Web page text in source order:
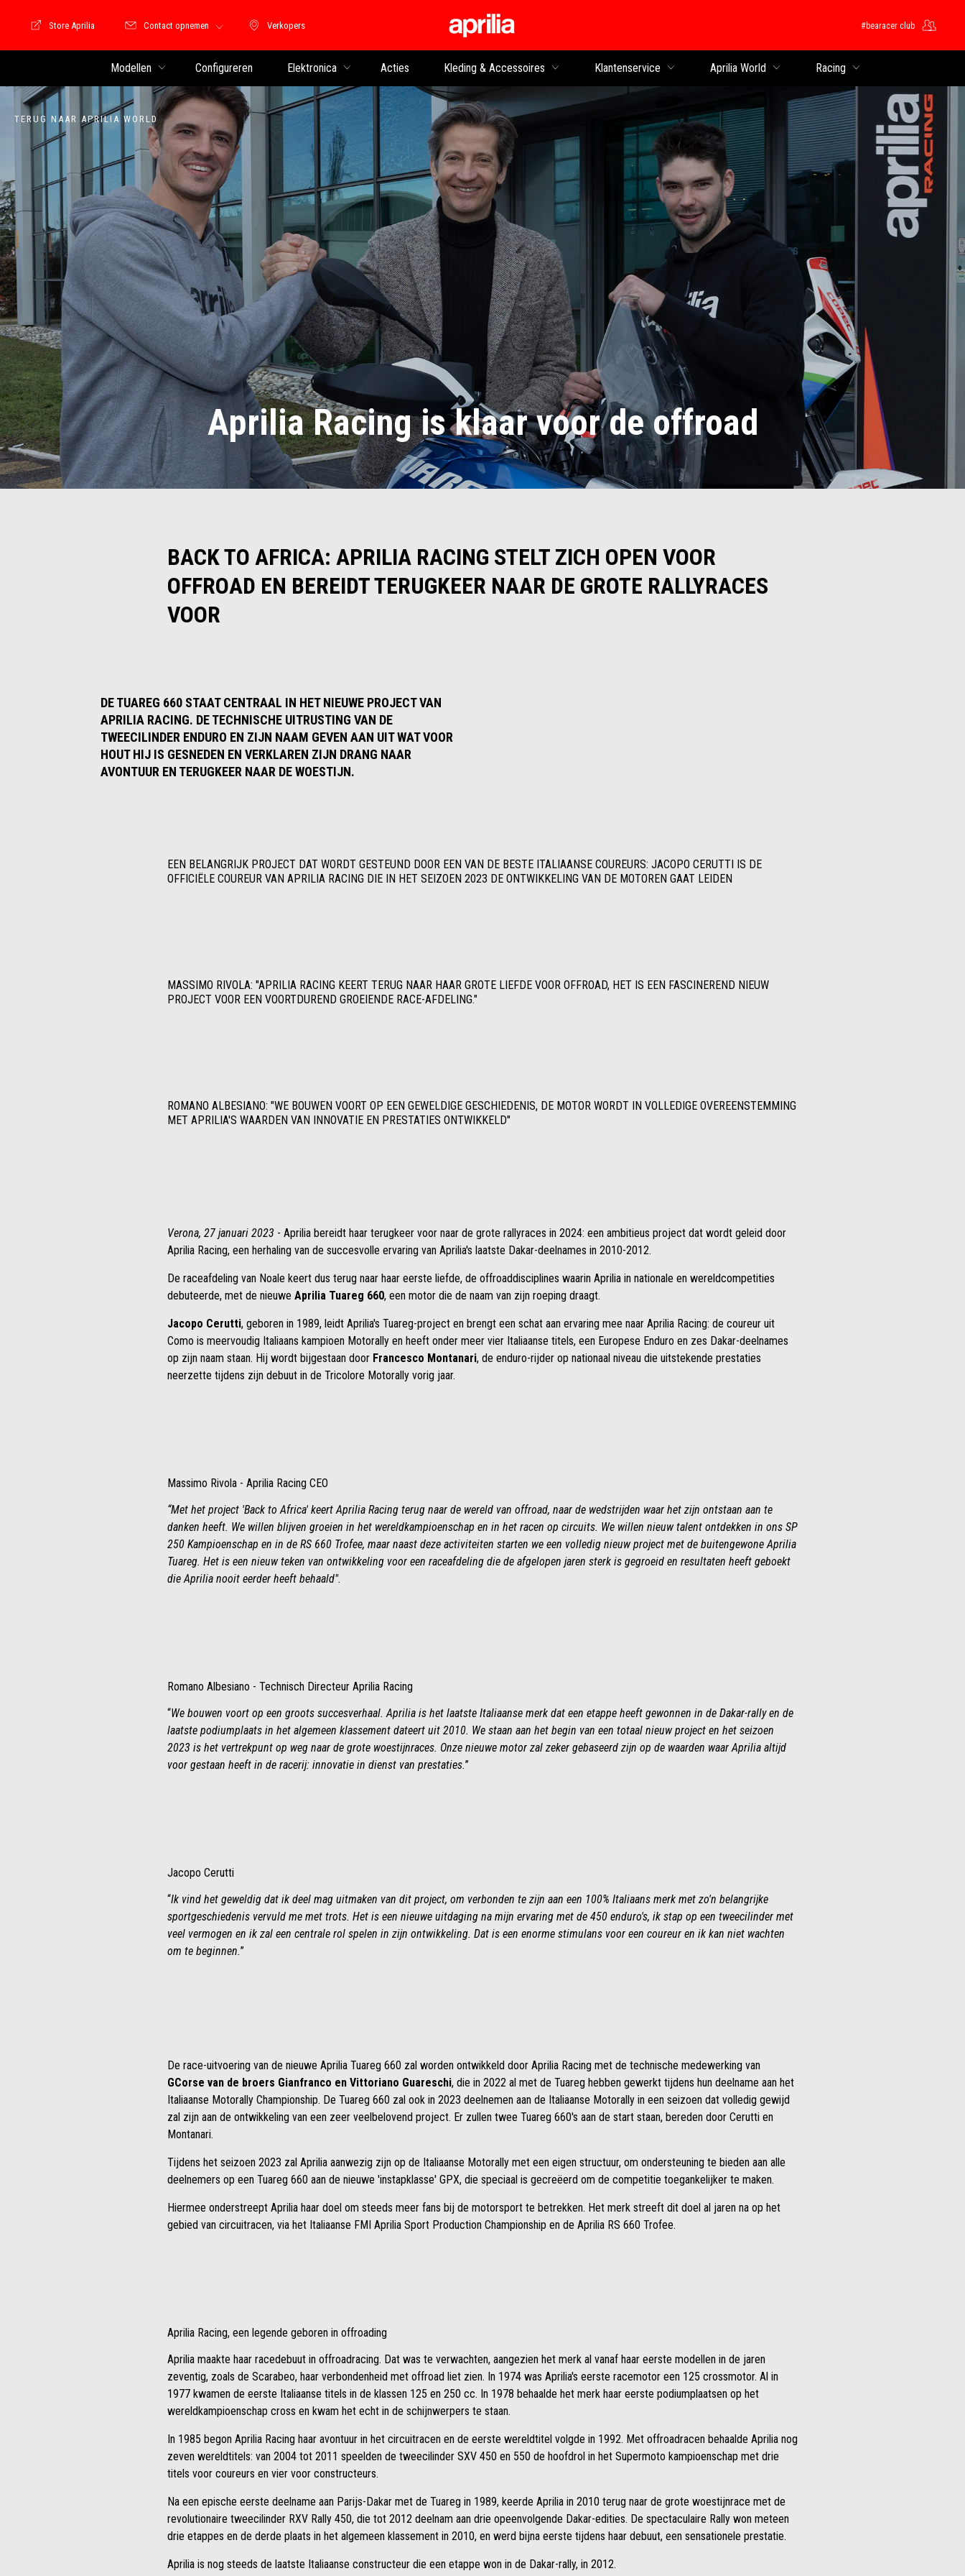
Verkopers
Verkopers
Store Motoguzzi
Store Aprilia Contact opnemen #bearacer club
Modellen Configureren Elektronica Acties Kleding & Accessoires Klantenservice Aprilia World Racing
TERUG NAAR APRILIA WORLD
Aprilia Racing is klaar voor de offroad
BACK TO AFRICA: APRILIA RACING STELT ZICH OPEN VOOR
OFFROAD EN BEREIDT TERUGKEER NAAR DE GROTE RALLYRACES
VOOR
DE TUAREG 660 STAAT CENTRAAL IN HET NIEUWE PROJECT VAN
APRILIA RACING. DE TECHNISCHE UITRUSTING VAN DE
TWEECILINDER ENDURO EN ZIJN NAAM GEVEN AAN UIT WAT VOOR
HOUT HIJ IS GESNEDEN EN VERKLAREN ZIJN DRANG NAAR
AVONTUUR EN TERUGKEER NAAR DE WOESTIJN.
EEN BELANGRIJK PROJECT DAT WORDT GESTEUND DOOR EEN VAN DE BESTE ITALIAANSE COUREURS: JACOPO CERUTTI IS DE
OFFICIËLE COUREUR VAN APRILIA RACING DIE IN HET SEIZOEN 2023 DE ONTWIKKELING VAN DE MOTOREN GAAT LEIDEN
MASSIMO RIVOLA: "APRILIA RACING KEERT TERUG NAAR HAAR GROTE LIEFDE VOOR OFFROAD, HET IS EEN FASCINEREND NIEUW
PROJECT VOOR EEN VOORTDUREND GROEIENDE RACE-AFDELING."
ROMANO ALBESIANO: "WE BOUWEN VOORT OP EEN GEWELDIGE GESCHIEDENIS, DE MOTOR WORDT IN VOLLEDIGE OVEREENSTEMMING
MET APRILIA'S WAARDEN VAN INNOVATIE EN PRESTATIES ONTWIKKELD"
Verona, 27 januari 2023 - Aprilia bereidt haar terugkeer voor naar de grote rallyraces in 2024: een ambitieus project dat wordt geleid door
Aprilia Racing, een herhaling van de succesvolle ervaring van Aprilia's laatste Dakar-deelnames in 2010-2012.
De raceafdeling van Noale keert dus terug naar haar eerste liefde, de offroaddisciplines waarin Aprilia in nationale en wereldcompetities
debuteerde, met de nieuwe Aprilia Tuareg 660, een motor die de naam van zijn roeping draagt.
Jacopo Cerutti, geboren in 1989, leidt Aprilia's Tuareg-project en brengt een schat aan ervaring mee naar Aprilia Racing: de coureur uit
Como is meervoudig Italiaans kampioen Motorally en heeft onder meer vier Italiaanse titels, een Europese Enduro en zes Dakar-deelnames
op zijn naam staan. Hij wordt bijgestaan door Francesco Montanari, de enduro-rijder op nationaal niveau die uitstekende prestaties
neerzette tijdens zijn debuut in de Tricolore Motorally vorig jaar.
Massimo Rivola - Aprilia Racing CEO
“Met het project 'Back to Africa' keert Aprilia Racing terug naar de wereld van offroad, naar de wedstrijden waar het zijn ontstaan aan te
danken heeft. We willen blijven groeien in het wereldkampioenschap en in het racen op circuits. We willen nieuw talent ontdekken in ons SP
250 Kampioenschap en in de RS 660 Trofee, maar naast deze activiteiten starten we een volledig nieuw project met de buitengewone Aprilia
Tuareg. Het is een nieuw teken van ontwikkeling voor een raceafdeling die de afgelopen jaren sterk is gegroeid en resultaten heeft geboekt
die Aprilia nooit eerder heeft behaald".
Romano Albesiano - Technisch Directeur Aprilia Racing
“We bouwen voort op een groots succesverhaal. Aprilia is het laatste Italiaanse merk dat een etappe heeft gewonnen in de Dakar-rally en de
laatste podiumplaats in het algemeen klassement dateert uit 2010. We staan aan het begin van een totaal nieuw project en het seizoen
2023 is het vertrekpunt op weg naar de grote woestijnraces. Onze nieuwe motor zal zeker gebaseerd zijn op de waarden waar Aprilia altijd
voor gestaan heeft in de racerij: innovatie in dienst van prestaties.”
Jacopo Cerutti
“Ik vind het geweldig dat ik deel mag uitmaken van dit project, om verbonden te zijn aan een 100% Italiaans merk met zo'n belangrijke
sportgeschiedenis vervuld me met trots. Het is een nieuwe uitdaging na mijn ervaring met de 450 enduro's, ik stap op een tweecilinder met
veel vermogen en ik zal een centrale rol spelen in zijn ontwikkeling. Dat is een enorme stimulans voor een coureur en ik kan niet wachten
om te beginnen.”
De race-uitvoering van de nieuwe Aprilia Tuareg 660 zal worden ontwikkeld door Aprilia Racing met de technische medewerking van
GCorse van de broers Gianfranco en Vittoriano Guareschi, die in 2022 al met de Tuareg hebben gewerkt tijdens hun deelname aan het
Italiaanse Motorally Championship. De Tuareg 660 zal ook in 2023 deelnemen aan de Italiaanse Motorally in een seizoen dat volledig gewijd
zal zijn aan de ontwikkeling van een zeer veelbelovend project. Er zullen twee Tuareg 660's aan de start staan, bereden door Cerutti en
Montanari.
Tijdens het seizoen 2023 zal Aprilia aanwezig zijn op de Italiaanse Motorally met een eigen structuur, om ondersteuning te bieden aan alle
deelnemers op een Tuareg 660 aan de nieuwe 'instapklasse' GPX, die speciaal is gecreëerd om de competitie toegankelijker te maken.
Hiermee onderstreept Aprilia haar doel om steeds meer fans bij de motorsport te betrekken. Het merk streeft dit doel al jaren na op het
gebied van circuitracen, via het Italiaanse FMI Aprilia Sport Production Championship en de Aprilia RS 660 Trofee.
Aprilia Racing, een legende geboren in offroading
Aprilia maakte haar racedebuut in offroadracing. Dat was te verwachten, aangezien het merk al vanaf haar eerste modellen in de jaren
zeventig, zoals de Scarabeo, haar verbondenheid met offroad liet zien. In 1974 was Aprilia's eerste racemotor een 125 crossmotor. Al in
1977 kwamen de eerste Italiaanse titels in de klassen 125 en 250 cc. In 1978 behaalde het merk haar eerste podiumplaatsen op het
wereldkampioenschap cross en kwam het echt in de schijnwerpers te staan.
In 1985 begon Aprilia Racing haar avontuur in het circuitracen en de eerste wereldtitel volgde in 1992. Met offroadracen behaalde Aprilia nog
zeven wereldtitels: van 2004 tot 2011 speelden de tweecilinder SXV 450 en 550 de hoofdrol in het Supermoto kampioenschap met drie
titels voor coureurs en vier voor constructeurs.
Na een epische eerste deelname aan Parijs-Dakar met de Tuareg in 1989, keerde Aprilia in 2010 terug naar de grote woestijnrace met de
revolutionaire tweecilinder RXV Rally 450, die tot 2012 deelnam aan drie opeenvolgende Dakar-edities. De spectaculaire Rally won meteen
drie etappes en de derde plaats in het algemeen klassement in 2010, en werd bijna eerste tijdens haar debuut, een sensationele prestatie.
Aprilia is nog steeds de laatste Italiaanse constructeur die een etappe won in de Dakar-rally, in 2012.